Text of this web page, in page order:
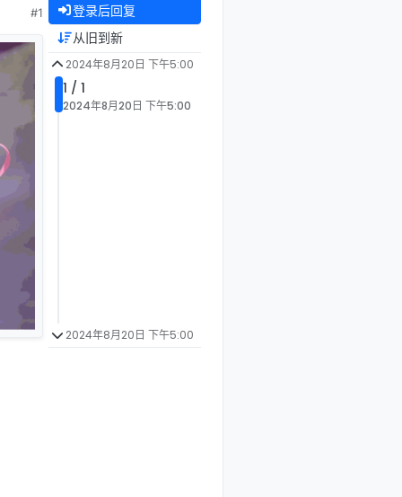
#1 登录后回复
从旧到新
2024年8月20日 下午5:00
1 / 1
2024年8月20日 下午5:00
2024年8月20日 下午5:00